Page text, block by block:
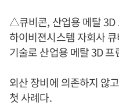
△큐비콘, 산업용 메탈 3D
하이비젼시스템 자회사
기술로 산업용 메탈 3D
외산 장비에 의존하지 않
첫 사례다.